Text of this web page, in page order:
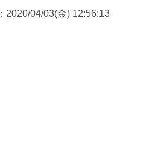
：2020/04/03(金) 12:56:13